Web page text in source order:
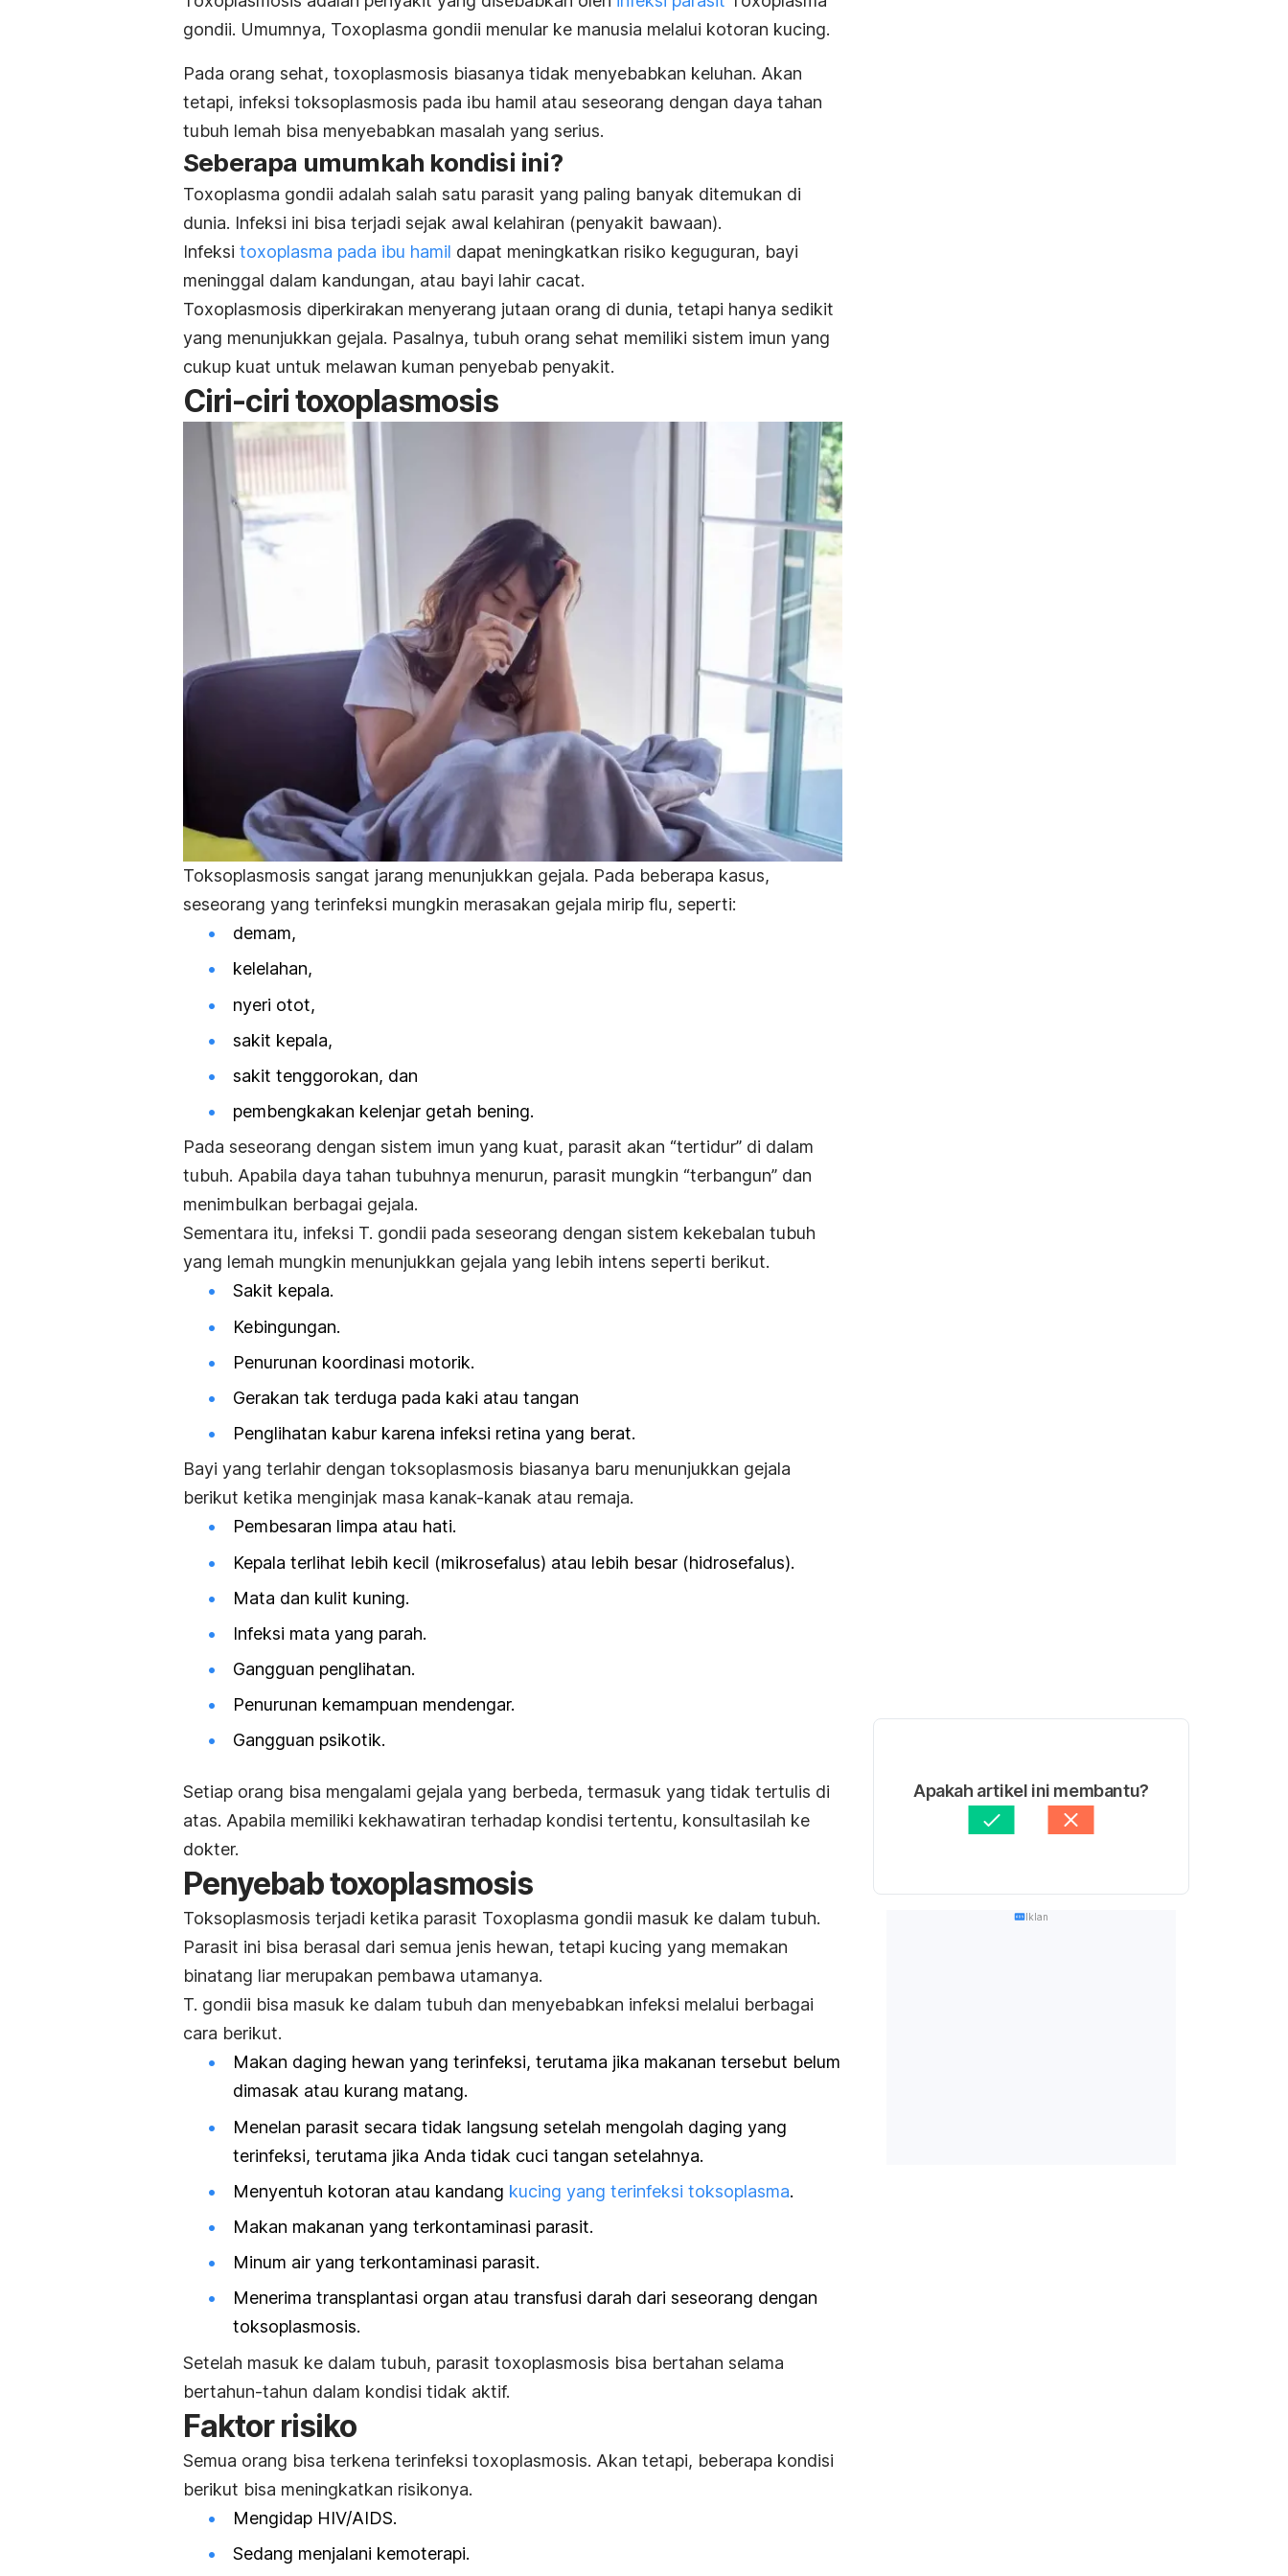
gondii. Umumnya, Toxoplasma gondii menular ke manusia melalui kotoran kucing.
Pada orang sehat, toxoplasmosis biasanya tidak menyebabkan keluhan. Akan
tetapi, infeksi toksoplasmosis pada ibu hamil atau seseorang dengan daya tahan
tubuh lemah bisa menyebabkan masalah yang serius.
Seberapa umumkah kondisi ini?
Toxoplasma gondii adalah salah satu parasit yang paling banyak ditemukan di
dunia. Infeksi ini bisa terjadi sejak awal kelahiran (penyakit bawaan).
Infeksi toxoplasma pada ibu hamil dapat meningkatkan risiko keguguran, bayi
meninggal dalam kandungan, atau bayi lahir cacat.
Toxoplasmosis diperkirakan menyerang jutaan orang di dunia, tetapi hanya sedikit
yang menunjukkan gejala. Pasalnya, tubuh orang sehat memiliki sistem imun yang
cukup kuat untuk melawan kuman penyebab penyakit.
Ciri-ciritoxoplasmosis
Toksoplasmosis sangat jarang menunjukkan gejala. Pada beberapa kasus,
seseorang yang terinfeksi mungkin merasakan gejala mirip flu, seperti:
demam,
kelelahan,
nyeri otot,
sakit kepala,
sakit tenggorokan, dan
pembengkakan kelenjar getah bening.
Pada seseorang dengan sistem imun yang kuat, parasit akan “tertidur” di dalam
tubuh. Apabila daya tahan tubuhnya menurun, parasit mungkin “terbangun” dan
menimbulkan berbagai gejala.
Sementara itu, infeksi T. gondii pada seseorang dengan sistem kekebalan tubuh
yang lemah mungkin menunjukkan gejala yang lebih intens seperti berikut.
Sakit kepala.
Kebingungan.
Penurunan koordinasi motorik.
Gerakan tak terduga pada kaki atau tangan
Penglihatan kabur karena infeksi retina yang berat.
Bayi yang terlahir dengan toksoplasmosis biasanya baru menunjukkan gejala
berikut ketika menginjak masa kanak-kanak atau remaja.
Pembesaran limpa atau hati.
Kepala terlihat lebih kecil (mikrosefalus) atau lebih besar (hidrosefalus).
Mata dan kulit kuning.
Infeksi mata yang parah.
Gangguan penglihatan.
Penurunan kemampuan mendengar.
Gangguan psikotik.
Setiap orang bisa mengalami gejala yang berbeda, termasuk yang tidak tertulis di
atas. Apabila memiliki kekhawatiran terhadap kondisi tertentu, konsultasilah ke
dokter.
Penyebabtoxoplasmosis
Toksoplasmosis terjadi ketika parasit Toxoplasma gondii masuk ke dalam tubuh.
Parasit ini bisa berasal dari semua jenis hewan, tetapi kucing yang memakan
binatang liar merupakan pembawa utamanya.
T. gondii bisa masuk ke dalam tubuh dan menyebabkan infeksi melalui berbagai
cara berikut.
Makan daging hewan yang terinfeksi, terutama jika makanan tersebut belum
dimasak atau kurang matang.
Menelan parasit secara tidak langsung setelah mengolah daging yang
terinfeksi, terutama jika Anda tidak cuci tangan setelahnya.
Menyentuh kotoran atau kandang kucing yang terinfeksi toksoplasma.
Makan makanan yang terkontaminasi parasit.
Minum air yang terkontaminasi parasit.
Menerima transplantasi organ atau transfusi darah dari seseorang dengan
toksoplasmosis.
Setelah masuk ke dalam tubuh, parasit toxoplasmosis bisa bertahan selama
bertahun-tahun dalam kondisi tidak aktif.
Faktor risiko
Semua orang bisa terkena terinfeksi toxoplasmosis. Akan tetapi, beberapa kondisi
berikut bisa meningkatkan risikonya.
Mengidap HIV/AIDS.
Sedang menjalani kemoterapi.
Apakah artikel ini membantu?
Iklan